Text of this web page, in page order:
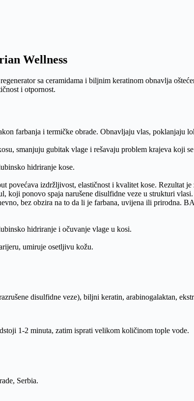
Wellness
sa ceramidama i biljnim keratinom obnavlja
i otpornost.
farbanja i termičke obrade. Obnavljaju vlas, poklanjaju
smanjuju gubitak vlage i rešavaju problem krajeva koji
hidriranje kose.
povećava izdržljivost, elastičnost i kvalitet kose. Rezultat
ponovo spaja narušene disulfidne veze u strukturi vlasi.
bez obzira na to da li je farbana, uvijena ili prirodna.
hidriranje i očuvanje vlage u kosi.
umiruje osetljivu kožu.
disulfidne veze), biljni keratin, arabinogalaktan,
1-2 minuta, zatim isprati velikom količinom tople vode.
Serbia.